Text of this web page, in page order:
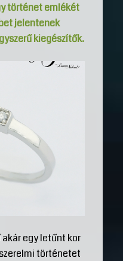
történet emlékét
jelentenek
kiegészítők.
egy letűnt kor
történetet